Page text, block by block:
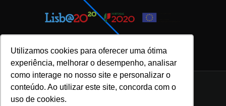
Utilizamos cookies para oferecer uma ótima
experiência, melhorar o desempenho, analisar
como interage no nosso site e personalizar o
conteúdo. Ao utilizar este site, concorda com o
uso de cookies.